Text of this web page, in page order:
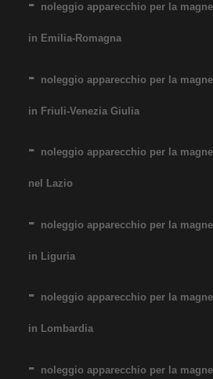
noleggio apparecchio per la
in Emilia-Romagna
noleggio apparecchio per la
in Friuli-Venezia Giulia
noleggio apparecchio per la
nel Lazio
noleggio apparecchio per la
in Liguria
noleggio apparecchio per la
in Lombardia
noleggio apparecchio per la